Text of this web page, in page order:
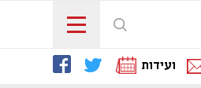
ועידות